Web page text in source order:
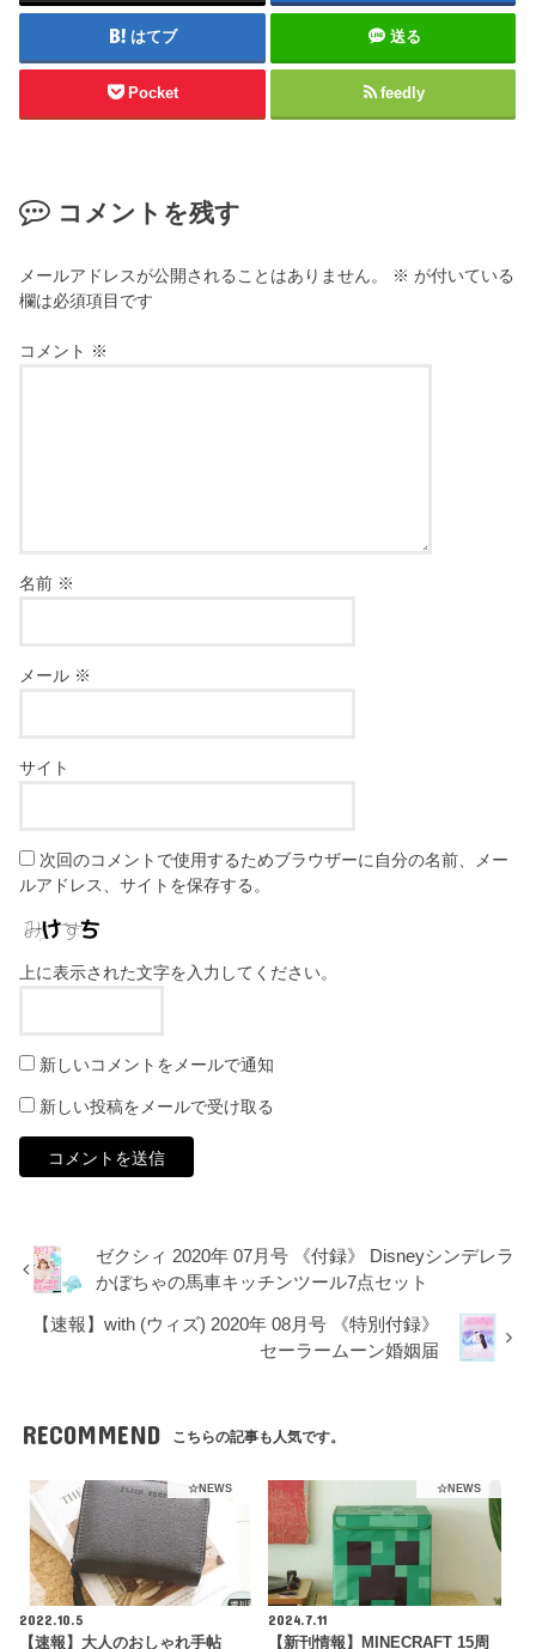
はてブ 送る
Pocket feedly
コメントを残す
メールアドレスが公開されることはありません。 ※ が付いている
欄は必須項目です
コメント ※
名前 ※
メール ※
サイト
次回のコメントで使用するためブラウザーに自分の名前、メー
ルアドレス、サイトを保存する。
上に表示された文字を入力してください。
新しいコメントをメールで通知
新しい投稿をメールで受け取る
ゼクシィ 2020年 07月号 《付録》 Disneyシンデレラ
かぼちゃの馬車キッチンツール7点セット
【速報】with (ウィズ) 2020年 08月号 《特別付録》
セーラームーン婚姻届
RECOMMEND こちらの記事も人気です。
☆NEWS
2022.10.5
【速報】大人のおしゃれ手帖
☆NEWS
2024.7.11
【新刊情報】MINECRAFT 15周